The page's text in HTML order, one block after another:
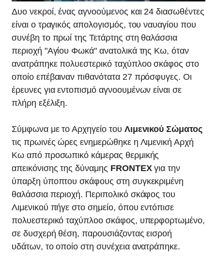
Δυο νεκροί, ένας αγνοούμενος και 24 διασωθέντες
είναι ο τραγικός απολογισμός, του ναυαγίου που
συνέβη το πρωί της Τετάρτης στη θαλάσσια
περιοχή "Αγίου Φωκά" ανατολικά της Κω, όταν
ανατράπηκε πολυεστερικό ταχύπλοο σκάφος στο
οποίο επέβαιναν πιθανότατα 27 πρόσφυγες. Οι
έρευνες για εντοπισμό αγνοουμένων είναι σε
πλήρη εξέλιξη.
Σύμφωνα με το Αρχηγείο του Λιμενικού Σώματος
τις πρωινές ώρες ενημερώθηκε η Λιμενική Αρχή
Κω από προσωπικό κάμερας θερμικής
απεικόνισης της δύναμης FRONTEXγια την
ύπαρξη ύποπτου σκάφους στη συγκεκριμένη
θαλάσσια περιοχή. Περιπολικό σκάφος του
Λιμενικού πήγε στο σημείο, όπου εντόπισε
πολυεστερικό ταχύπλοο σκάφος, υπερφορτωμένο,
σε δυσχερή θέση, παρουσιάζοντας εισροή
υδάτων, το οποίο στη συνέχεια ανατράπηκε.